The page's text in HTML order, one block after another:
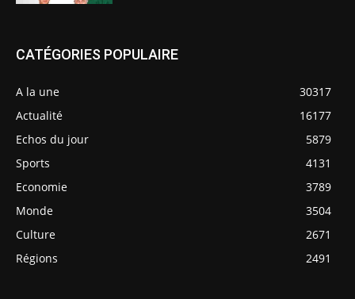
CATÉGORIES POPULAIRE
A la une
30317
Actualité
16177
Echos du jour
5879
Sports
4131
Economie
3789
Monde
3504
Culture
2671
Régions
2491